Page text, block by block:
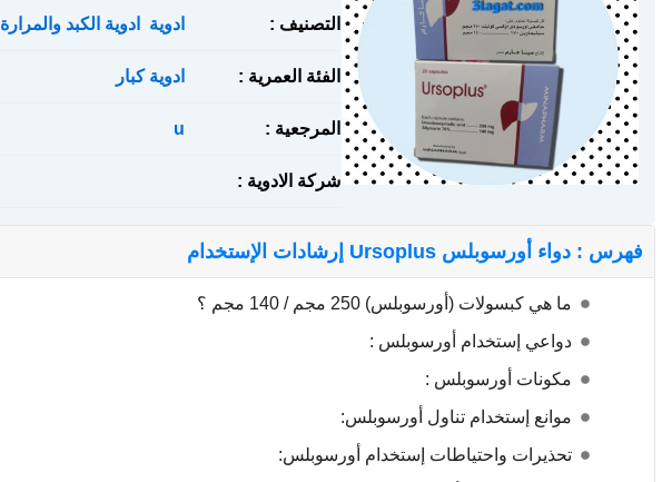
التصنيف : ادوية ادوية الكبد والمرارة
الفئة العمرية : ادوية كبار
المرجعية : u
شركة الادوية :
فهرس : دواء أورسوبلس Ursoplus إرشادات الإستخدام
ما هي كبسولات (أورسوبلس) 250 مجم / 140 مجم ؟
دواعي إستخدام أورسوبلس :
مكونات أورسوبلس :
موانع إستخدام تناول أورسوبلس:
تحذيرات واحتياطات إستخدام أورسوبلس: